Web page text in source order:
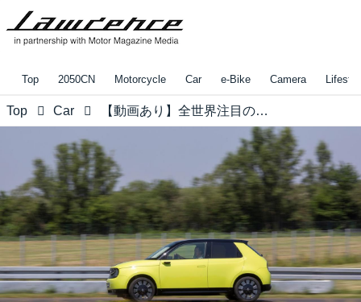
Top 2050CN Motorcycle Car e-Bike Camera
Top Car 【動画あり】全世界注目の次世代コンパクト「Honda e」のチャームポイントが見えてきた!!